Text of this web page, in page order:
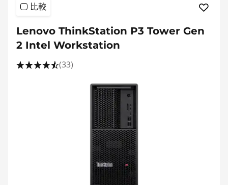
比較
Lenovo ThinkStation P3 Tower Gen
2 Intel Workstation
(33)